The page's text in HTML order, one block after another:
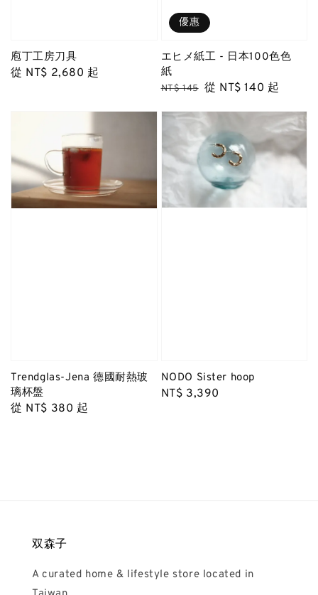
庖丁工房刀具
Regular
從 NT$ 2,680 起
優惠
エヒメ紙工 - 日本100色色
紙
Regular
NT$ 145 Sale
從 NT$ 140 起
Trendglas-Jena 德國耐熱玻
璃杯盤
Regular
從 NT$ 380 起
NODO Sister hoop
Regular
NT$ 3,390
双森子
A curated home & lifestyle store located in